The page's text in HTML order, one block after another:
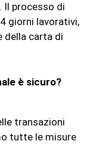
processo di
giorni lavorativi,
della carta di
è sicuro?
transazioni
tutte le misure